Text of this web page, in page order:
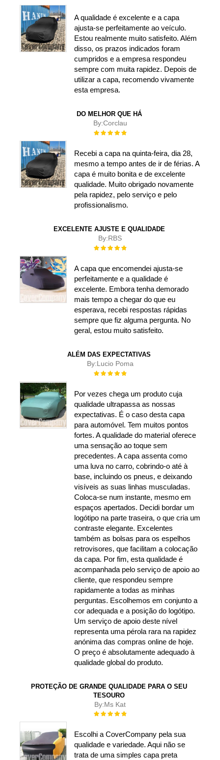
A qualidade é excelente e a capa
ajusta-se perfeitamente ao veículo.
Estou realmente muito satisfeito. Além
disso, os prazos indicados foram
cumpridos e a empresa respondeu
sempre com muita rapidez. Depois de
utilizar a capa, recomendo vivamente
esta empresa.
DO MELHOR QUE HÁ
By:Corclau
Rating:
Recebi a capa na quinta-feira, dia 28,
mesmo a tempo antes de ir de férias. A
capa é muito bonita e de excelente
qualidade. Muito obrigado novamente
pela rapidez, pelo serviço e pelo
profissionalismo.
EXCELENTE AJUSTE E QUALIDADE
By:RBS
Rating:
A capa que encomendei ajusta-se
perfeitamente e a qualidade é
excelente. Embora tenha demorado
mais tempo a chegar do que eu
esperava, recebi respostas rápidas
sempre que fiz alguma pergunta. No
geral, estou muito satisfeito.
ALÉM DAS EXPECTATIVAS
By:Lucio Poma
Rating:
Por vezes chega um produto cuja
qualidade ultrapassa as nossas
expectativas. É o caso desta capa
para automóvel. Tem muitos pontos
fortes. A qualidade do material oferece
uma sensação ao toque sem
precedentes. A capa assenta como
uma luva no carro, cobrindo-o até à
base, incluindo os pneus, e deixando
visíveis as suas linhas musculadas.
Coloca-se num instante, mesmo em
espaços apertados. Decidi bordar um
logótipo na parte traseira, o que cria um
contraste elegante. Excelentes
também as bolsas para os espelhos
retrovisores, que facilitam a colocação
da capa. Por fim, esta qualidade é
acompanhada pelo serviço de apoio ao
cliente, que respondeu sempre
rapidamente a todas as minhas
perguntas. Escolhemos em conjunto a
cor adequada e a posição do logótipo.
Um serviço de apoio deste nível
representa uma pérola rara na rapidez
anónima das compras online de hoje.
O preço é absolutamente adequado à
qualidade global do produto.
PROTEÇÃO DE GRANDE QUALIDADE PARA O SEU
TESOURO
By:Ms Kat
Rating:
Escolhi a CoverCompany pela sua
qualidade e variedade. Aqui não se
trata de uma simples capa preta